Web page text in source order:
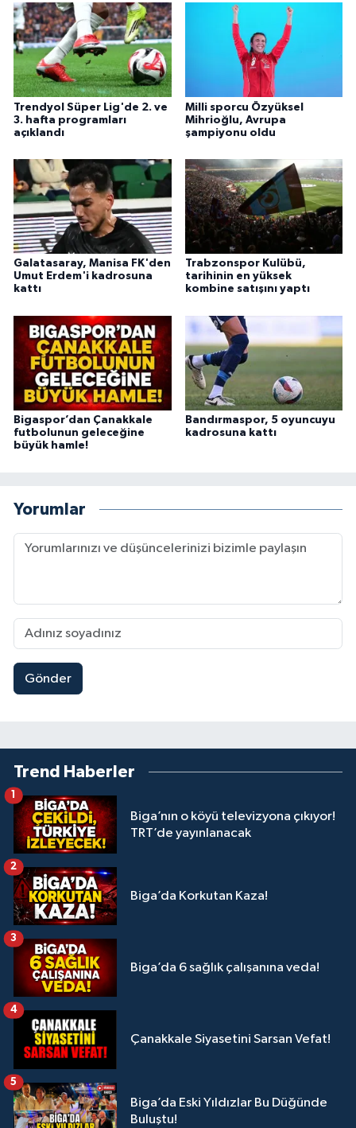
Trendyol Süper Lig'de 2. ve
3. hafta programları
açıklandı
Milli sporcu Özyüksel
Mihrioğlu, Avrupa
şampiyonu oldu
Galatasaray, Manisa FK'den
Umut Erdem'i kadrosuna
kattı
Trabzonspor Kulübü,
tarihinin en yüksek
kombine satışını yaptı
Bigaspor’dan Çanakkale
futbolunun geleceğine
büyük hamle!
Bandırmaspor, 5 oyuncuyu
kadrosuna kattı
Yorumlar
Gönder
Trend Haberler
Biga’nın o köyü televizyona çıkıyor!
TRT’de yayınlanacak
1
Biga’da Korkutan Kaza!
2
Biga’da 6 sağlık çalışanına veda!
3
Çanakkale Siyasetini Sarsan Vefat!
4
Biga’da Eski Yıldızlar Bu Düğünde
Buluştu!
5